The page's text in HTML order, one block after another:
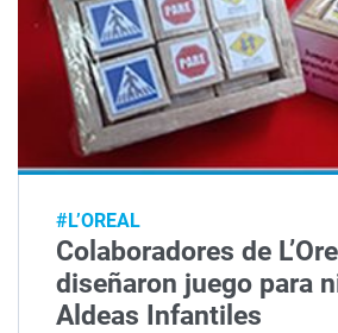
#L’OREAL
Colaboradores de
diseñaron juego para
Aldeas Infantiles